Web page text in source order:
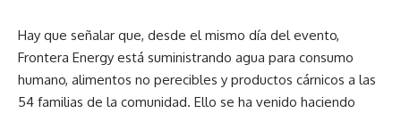
Hay que señalar que, desde el mismo día del evento,
Frontera Energy está suministrando agua para consumo
humano, alimentos no perecibles y productos cárnicos a las
54 familias de la comunidad. Ello se ha venido haciendo